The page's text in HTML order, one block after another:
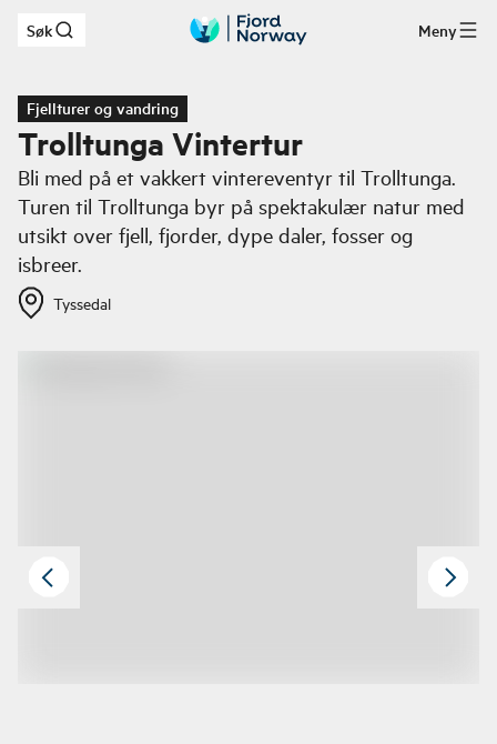
Hopp til hovedinnhold
Søk Meny
Fjellturer og vandring
Trolltunga Vintertur
Bli med på et vakkert vintereventyr til Trolltunga.
Turen til Trolltunga byr på spektakulær natur med
utsikt over fjell, fjorder, dype daler, fosser og
isbreer.
Tyssedal